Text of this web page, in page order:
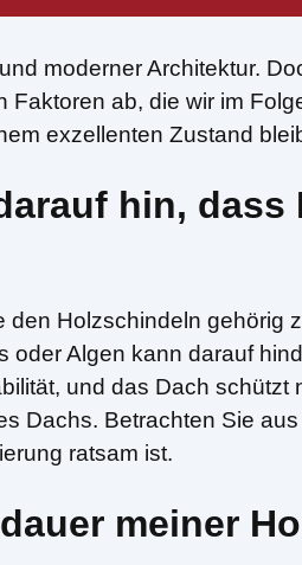
moderner Architektur.
ab, die wir im
exzellenten Zustand
hin,
Holzschindeln
oder Algen kann darauf
und das Dach
Dachs. Betrachten Sie
ratsam ist.
meiner